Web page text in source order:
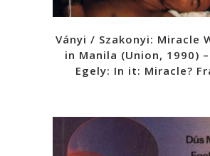
Ványi / Szakonyi: Miracle
in Manila (Union, 1990)
Egely: In it: Miracle?